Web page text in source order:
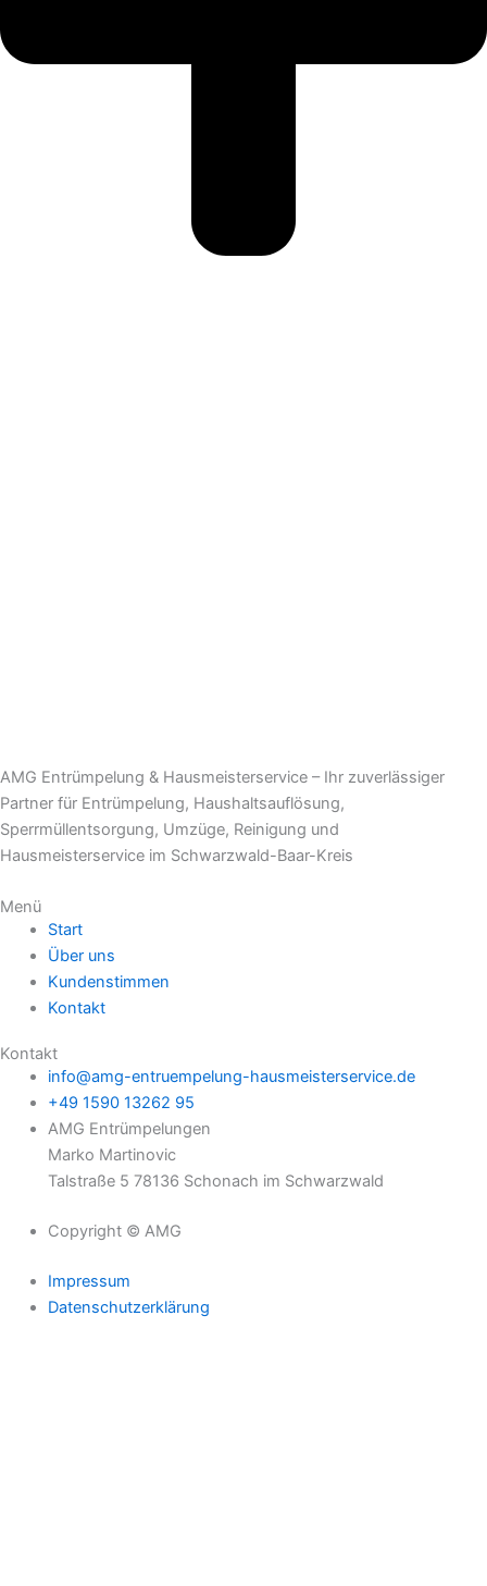
AMG Entrümpelung & Hausmeisterservice – Ihr zuverlässiger
Partner für Entrümpelung, Haushaltsauflösung,
Sperrmüllentsorgung, Umzüge, Reinigung und
Hausmeisterservice im Schwarzwald-Baar-Kreis
Menü
Start
Über uns
Kundenstimmen
Kontakt
Kontakt
info@amg-entruempelung-hausmeisterservice.de
+49 1590 13262 95
AMG Entrümpelungen
Marko Martinovic
Talstraße 5 78136 Schonach im Schwarzwald
Copyright © AMG
Impressum
Datenschutzerklärung